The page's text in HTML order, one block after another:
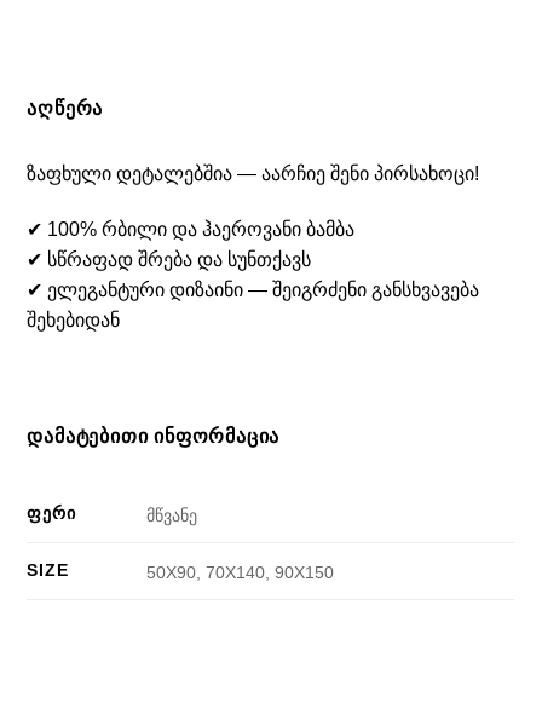
ᲐᲦᲬᲔᲠᲐ
ზაფხული დეტალებშია — აარჩიე შენი პირსახოცი!
✔ 100% რბილი და ჰაეროვანი ბამბა
✔ სწრაფად შრება და სუნთქავს
✔ ელეგანტური დიზაინი — შეიგრძენი განსხვავება
შეხებიდან
ᲓᲐᲛᲐᲢᲔᲑᲘᲗᲘ ᲘᲜᲤᲝᲠᲛᲐᲪᲘᲐ
ᲤᲔᲠᲘ მწვანე
SIZE 50X90, 70X140, 90X150